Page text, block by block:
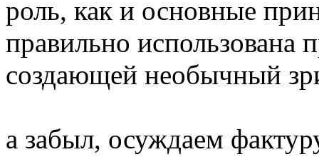
роль, как и основные
правильно использована
создающей необычный
а забыл, осуждаем